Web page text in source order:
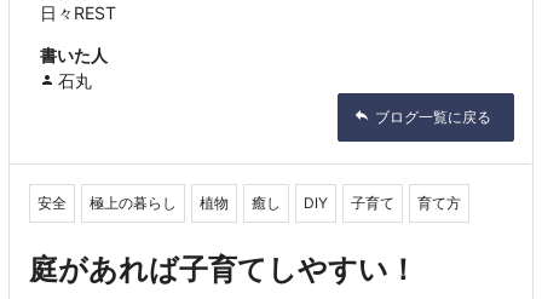
日々REST
書いた人
石丸
ブログ一覧に戻る
安全 極上の暮らし 植物 癒し DIY 子育て 育て方
庭があれば子育てしやすい！